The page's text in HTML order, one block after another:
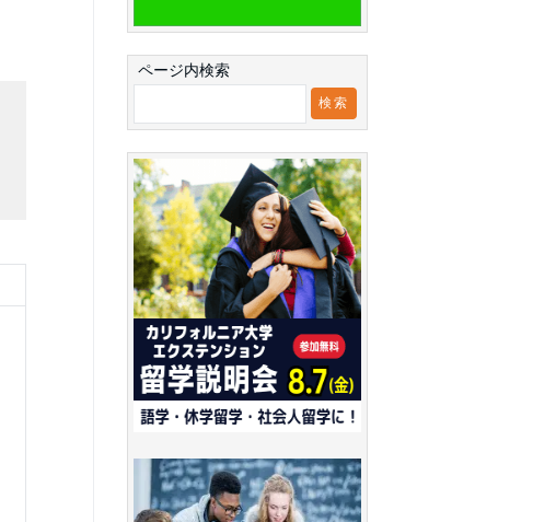
ページ内検索